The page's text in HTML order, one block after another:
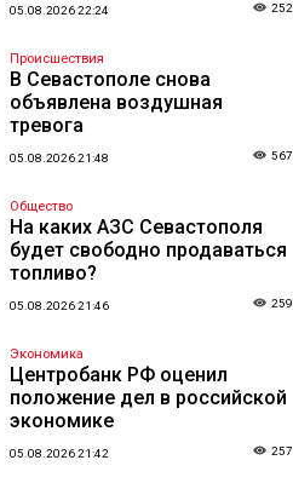
05.08.2026 22:24 252
Происшествия
В Севастополе снова
объявлена воздушная
тревога
05.08.2026 21:48 567
Общество
На каких АЗС Севастополя
будет свободно продаваться
топливо?
05.08.2026 21:46 259
Экономика
Центробанк РФ оценил
положение дел в российской
экономике
05.08.2026 21:42 257